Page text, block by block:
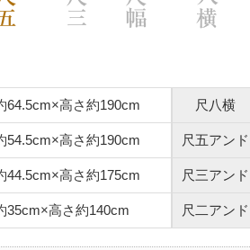
64.5cm×高さ約190cm
54.5cm×高さ約190cm
44.5cm×高さ約175cm
35cm×高さ約140cm
尺八横
尺五アンド
尺三アンド
尺二アンド